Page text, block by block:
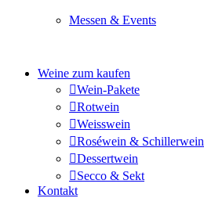
Messen & Events
Weine zum kaufen
Wein-Pakete
Rotwein
Weisswein
Roséwein & Schillerwein
Dessertwein
Secco & Sekt
Kontakt